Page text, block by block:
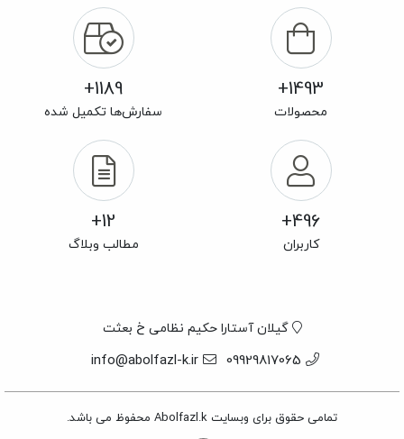
1493+
محصولات
1189+
سفارش‌ها تکمیل شده
496+
کاربران
12+
مطالب وبلاگ
گیلان آستارا حکیم نظامی خ بعثت
09929817065
info@abolfazl-k.ir
تمامی حقوق برای وبسایت Abolfazl.k محفوظ می باشد.